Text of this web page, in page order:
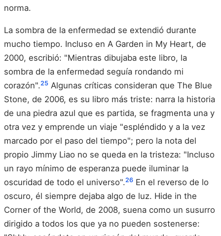
norma.
La sombra de la enfermedad se extendió durante
mucho tiempo. Incluso en A Garden in My Heart, de
2000, escribió: "Mientras dibujaba este libro, la
sombra de la enfermedad seguía rondando mi
corazón".25 Algunas críticas consideran que The Blue
Stone, de 2006, es su libro más triste: narra la historia
de una piedra azul que es partida, se fragmenta una y
otra vez y emprende un viaje "espléndido y a la vez
marcado por el paso del tiempo"; pero la nota del
propio Jimmy Liao no se queda en la tristeza: "Incluso
un rayo mínimo de esperanza puede iluminar la
oscuridad de todo el universo".26 En el reverso de lo
oscuro, él siempre dejaba algo de luz. Hide in the
Corner of the World, de 2008, suena como un susurro
dirigido a todos los que ya no pueden sostenerse: